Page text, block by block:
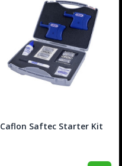
Caflon Saftec Starter Kit